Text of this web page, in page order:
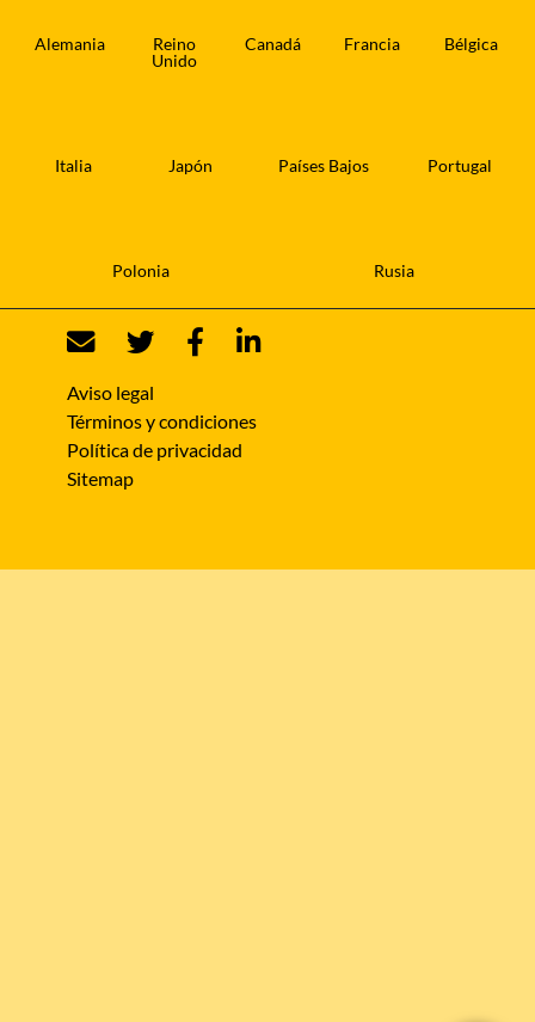
Alemania
Reino
Unido
Canadá Francia Bélgica
Italia Japón Países Bajos Portugal
Polonia Rusia
Aviso legal
Términos y condiciones
Política de privacidad
Sitemap